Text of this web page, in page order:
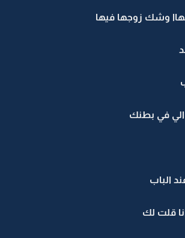
وشك زوجها فيها
في بطنك
الباب
قلت لك